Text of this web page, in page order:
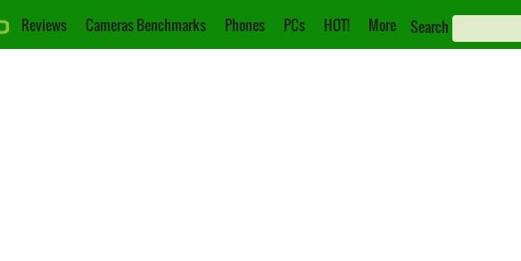
Reviews Cameras Benchmarks Phones PCs HOT! More Search